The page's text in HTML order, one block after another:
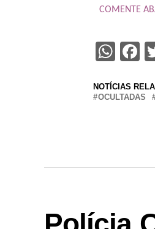
COMENTE
NOTÍCIAS
OCULTADAS